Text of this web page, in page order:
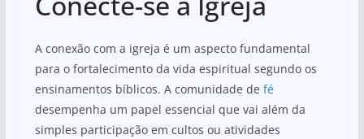
A conexão com a igreja é um aspecto fundamental
para o fortalecimento da vida espiritual segundo os
ensinamentos bíblicos. A comunidade de fé
desempenha um papel essencial que vai além da
simples participação em cultos ou atividades